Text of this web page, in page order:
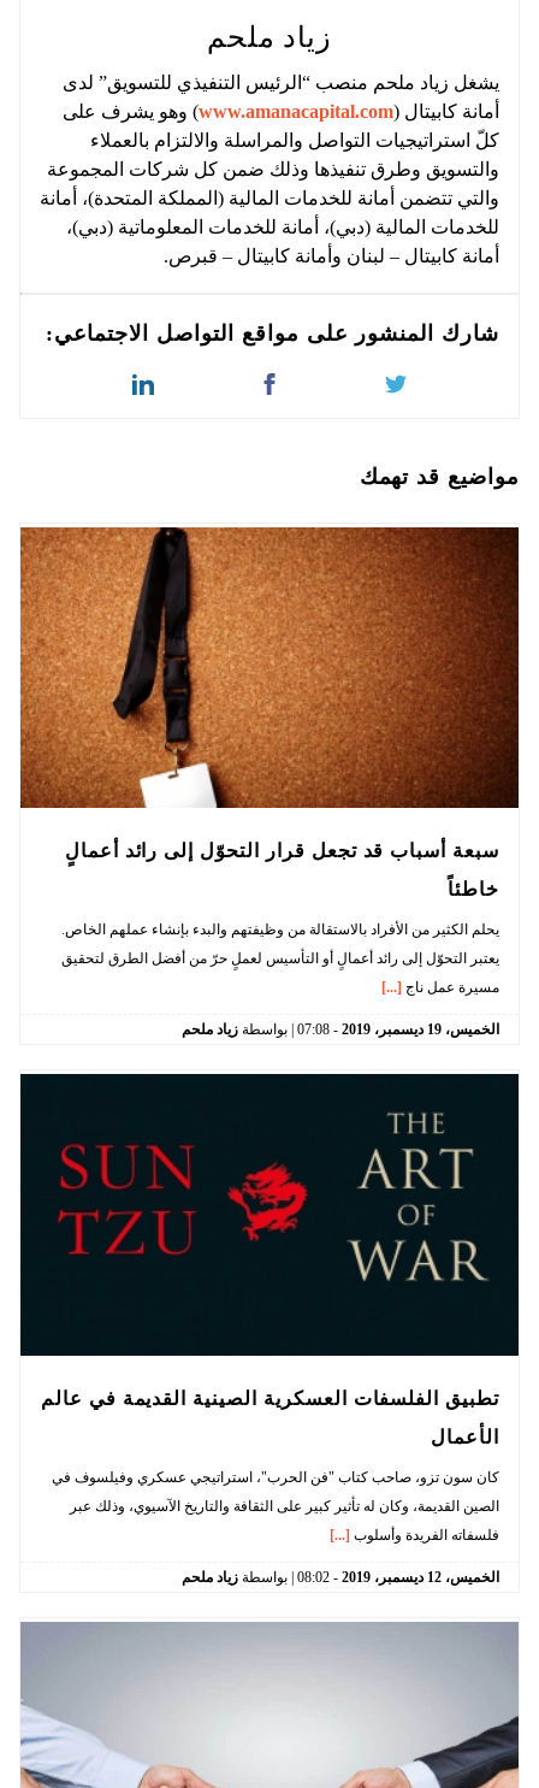
زياد ملحم
يشغل زياد ملحم منصب “الرئيس التنفيذي للتسويق” لدى
أمانة كابيتال (www.amanacapital.com) وهو يشرف على
كلّ استراتيجيات التواصل والمراسلة والالتزام بالعملاء
والتسويق وطرق تنفيذها وذلك ضمن كل شركات المجموعة
والتي تتضمن أمانة للخدمات المالية (المملكة المتحدة)، أمانة
للخدمات المالية (دبي)، أمانة للخدمات المعلوماتية (دبي)،
أمانة كابيتال – لبنان وأمانة كابيتال – قبرص.
شارك المنشور على مواقع التواصل الاجتماعي:
مواضيع قد تهمك
سبعة أسباب قد تجعل قرار التحوّل إلى رائد أعمالٍ
خاطئاً
يحلم الكثير من الأفراد بالاستقالة من وظيفتهم والبدء بإنشاء عملهم الخاص.
يعتبر التحوّل إلى رائد أعمالٍ أو التأسيس لعملٍ حرّ من أفضل الطرق لتحقيق
مسيرة عمل ناج [...]
الخميس، 19 ديسمبر، 2019
-
07:08 | بواسطة زياد ملحم
تطبيق الفلسفات العسكرية الصينية القديمة في عالم
الأعمال
كان سون تزو، صاحب كتاب "فن الحرب"، استراتيجي عسكري وفيلسوف في
الصين القديمة، وكان له تأثير كبير على الثقافة والتاريخ الآسيوي، وذلك عبر
فلسفاته الفريدة وأسلوب [...]
الخميس، 12 ديسمبر، 2019
-
08:02 | بواسطة زياد ملحم